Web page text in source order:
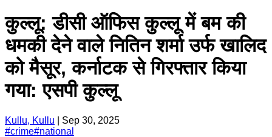
कुल्लू: डीसी ऑफिस कुल्लू में बम की
धमकी देने वाले नितिन शर्मा उर्फ खालिद
को मैसूर, कर्नाटक से गिरफ्तार किया
गया: एसपी कुल्लू
Kullu, Kullu
Sep 30, 2025
#crime#national